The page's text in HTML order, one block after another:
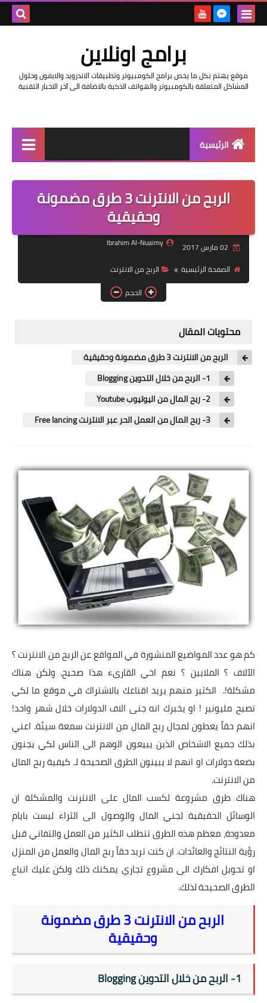
برامج اونلاين
موقع يهتم بكل ما يخص برامج الكومبيوتر وتطبيقات الاندرويد والايفون وحلول
المشاكل المتعلقة بالكومبيوتر والهواتف الذكية بالاضافة الى آخر الاخبار التقنية
الرئيسية
مراجعات
حماية
اندرويد
آيفون
ويندوز
الربح من الانترنت
جوجل
العاب
تطبيقات
العملات الرقمية
الربح من الانترنت 3 طرق مضمونة
وحقيقية
Ibrahim Al-Nuaimy
الصفحة الرئيسية
الربح من الانترنت
الحجم
محتويات المقال
الربح من الانترنت 3 طرق مضمونة وحقيقية
1- الربح من خلال التدوين Blogging
2- ربح المال من اليوتيوب Youtube
3- ربح المال من العمل الحر عبر الانترنت Free lancing
كم هو عدد المواضيع المنشورة في المواقع عن الربح من الانترنت ؟
الآلاف ؟ الملايين ؟ نعم اخي القارىء هذا صحيح. ولكن هناك
مشكلة!. الكثير منهم يريد اقناعك بالاشتراك في موقع ما لكي
تصبح مليونير ! او يخبرك انه جنى الاف الدولارات خلال شهر واحد!
انهم حقاً يعطون لمجال ربح المال من الانترنت سمعة سيئة. اعني
بذلك جميع الاشخاص الذين يبيعون الوهم الى الناس لكي يجنون
بضعة دولارات او انهم لا يبينون الطرق الصحيحة لـ كيفية ربح المال
من الانترنت.
هناك طرق مشروعة لكسب المال على الانترنت والمشكلة ان
الوسائل الحقيقية لجني المال والوصول الى الثراء ليست بايام
معدودة، معظم هذه الطرق تتطلب الكثير من العمل والتفاني قبل
رؤية النتائج والعائدات. ان كنت تريد حقاً ربح المال والعمل من المنزل
او تحويل افكارك الى مشروع تجاري يمكنك ذلك ولكن عليك اتباع
الطرق الصحيحة لذلك.
الربح من الانترنت 3 طرق مضمونة
وحقيقية
1- الربح من خلال التدوين Blogging